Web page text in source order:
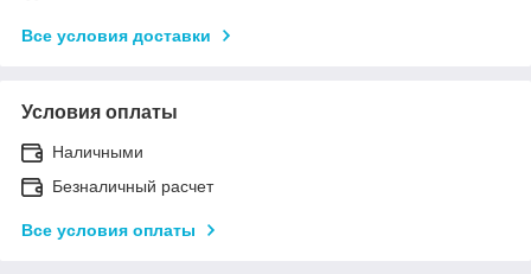
Все условия доставки
Условия оплаты
Наличными
Безналичный расчет
Все условия оплаты